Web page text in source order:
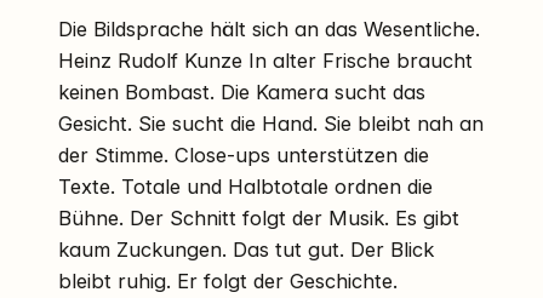
Die Bildsprache hält sich an das Wesentliche.
Heinz Rudolf Kunze In alter Frische braucht
keinen Bombast. Die Kamera sucht das
Gesicht. Sie sucht die Hand. Sie bleibt nah an
der Stimme. Close-ups unterstützen die
Texte. Totale und Halbtotale ordnen die
Bühne. Der Schnitt folgt der Musik. Es gibt
kaum Zuckungen. Das tut gut. Der Blick
bleibt ruhig. Er folgt der Geschichte.